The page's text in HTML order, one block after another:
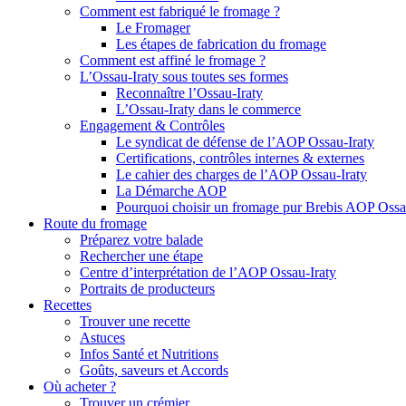
Comment est fabriqué le fromage ?
Le Fromager
Les étapes de fabrication du fromage
Comment est affiné le fromage ?
L’Ossau-Iraty sous toutes ses formes
Reconnaître l’Ossau-Iraty
L’Ossau-Iraty dans le commerce
Engagement & Contrôles
Le syndicat de défense de l’AOP Ossau-Iraty
Certifications, contrôles internes & externes
Le cahier des charges de l’AOP Ossau-Iraty
La Démarche AOP
Pourquoi choisir un fromage pur Brebis AOP
Route du fromage
Préparez votre balade
Rechercher une étape
Centre d’interprétation de l’AOP Ossau-Iraty
Portraits de producteurs
Recettes
Trouver une recette
Astuces
Infos Santé et Nutritions
Goûts, saveurs et Accords
Où acheter ?
Trouver un crémier